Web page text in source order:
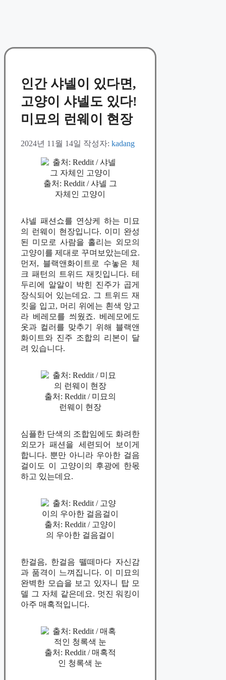
인간 샤넬이 있다면,
고양이 샤넬도 있다!
미묘의 런웨이 현장
2024년 11월 14일 작성자: kadang
출처: Reddit / 샤넬 그
자체인 고양이
샤넬 패션쇼를 연상케 하는 미묘
의 런웨이 현장입니다. 이미 완성
된 미모로 사람을 홀리는 외모의
고양이를 제대로 꾸며보았는데요.
먼저, 블랙앤화이트로 수놓은 체
크 패턴의 트위드 재킷입니다. 테
두리에 알알이 박힌 진주가 곱게
장식되어 있는데요. 그 트위드 재
킷을 입고, 머리 위에는 흰색 앙고
라 베레모를 씌웠죠. 베레모에도
옷과 컬러를 맞추기 위해 블랙앤
화이트와 진주 조합의 리본이 달
려 있습니다.
출처: Reddit / 미묘의
런웨이 현장
심플한 단색의 조합임에도 화려한
외모가 패션을 세련되어 보이게
합니다. 뿐만 아니라 우아한 걸음
걸이도 이 고양이의 후광에 한몫
하고 있는데요.
출처: Reddit / 고양이
의 우아한 걸음걸이
한걸음, 한걸음 뗄떼마다 자신감
과 품격이 느껴집니다. 이 미묘의
완벽한 모습을 보고 있자니 탑 모
델 그 자체 같은데요. 멋진 워킹이
아주 매혹적입니다.
출처: Reddit / 매혹적
인 청록색 눈